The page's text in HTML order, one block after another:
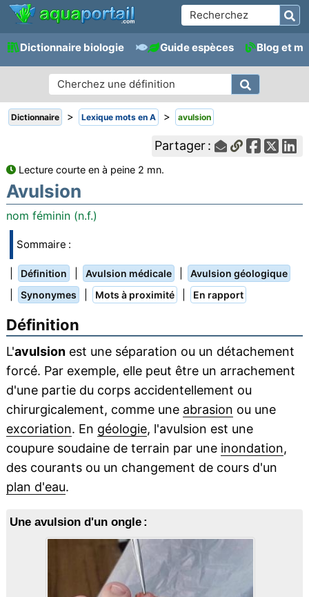
Dictionnaire biologie Guide espèces Blog et
Dictionnaire > Lexique mots en A > avulsion
Partager :
Lecture courte en à peine 2 mn.
Avulsion
nom féminin (n.f.)
Sommaire :
Définition Avulsion médicale Avulsion géologique
Synonymes Mots à proximité En rapport
Définition
L'avulsionest une séparation ou un détachement
forcé. Par exemple, elle peut être un arrachement
d'une partie du corps accidentellement ou
chirurgicalement, comme une abrasion ou une
excoriation. En géologie, l'avulsion est une
coupure soudaine de terrain par une inondation,
des courants ou un changement de cours d'un
plan d'eau.
Une avulsion d'un ongle :